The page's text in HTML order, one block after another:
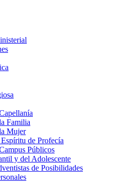
Familia
Mujer
de Profecía
Públicos
y del Adolescente
de Posibilidades